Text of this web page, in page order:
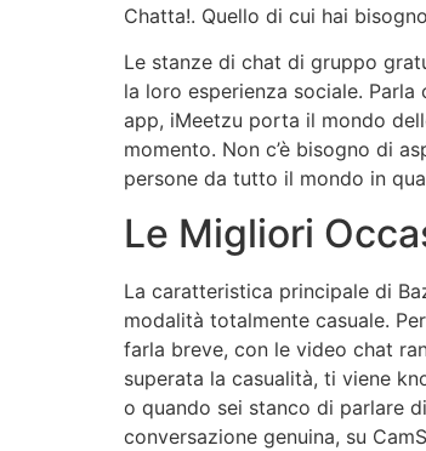
Chatta!. Quello di cui hai
Le stanze di chat di gruppo
la loro esperienza sociale.
app, iMeetzu porta il mondo
momento. Non c’è bisogno di
persone da tutto il mondo in
Le Migliori
La caratteristica principale di
modalità totalmente casuale.
farla breve, con le video chat
superata la casualità, ti viene
o quando sei stanco di parlare
conversazione genuina, su